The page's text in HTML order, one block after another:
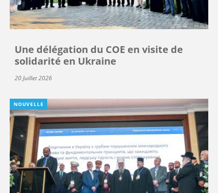
Une délégation du COE en visite de
solidarité en Ukraine
20 Juillet 2026
NOUVELLE